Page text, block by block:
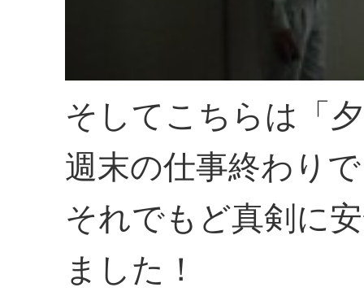
そしてこちらは「
週末の仕事終わり
それでもど真剣に
ました！